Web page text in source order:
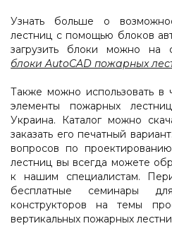
Узнать больше о
лестниц с помощью блоков
загрузить блоки можно на
блоки AutoCAD пожарных
Также можно использовать в
элементы пожарных
Украина. Каталог можно
заказать его печатный
вопросов по
лестниц вы всегда можете
к нашим специалистам.
бесплатные семинары
конструкторов на темы
вертикальных пожарных